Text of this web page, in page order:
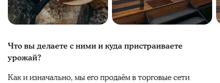
Что вы делаете с ними и куда пристраиваете
урожай?
Как и изначально, мы его продаём в торговые сети